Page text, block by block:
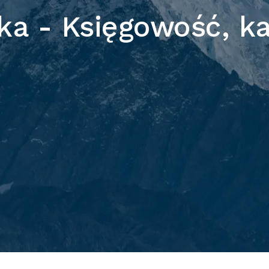
- Księgowość,